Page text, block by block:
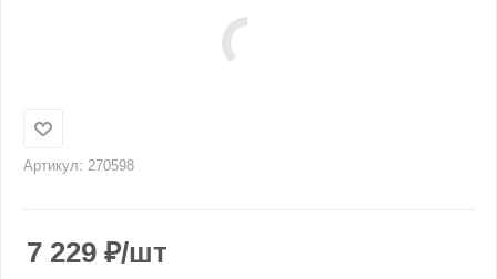
Артикул: 270598
7 229 ₽/шт